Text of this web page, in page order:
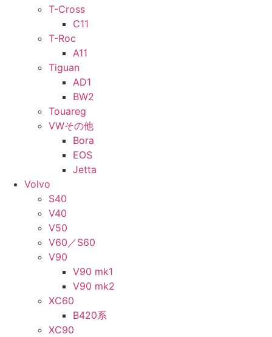
T-Cross
C11
T-Roc
A11
Tiguan
AD1
BW2
Touareg
VWその他
Bora
EOS
Jetta
Volvo
S40
V40
V50
V60／S60
V90
V90 mk1
V90 mk2
XC60
B420系
XC90